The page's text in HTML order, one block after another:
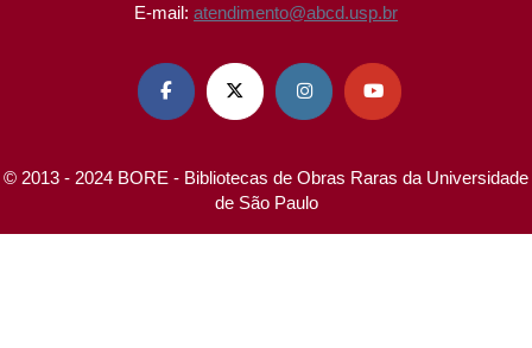
E-mail: atendimento@abcd.usp.br
   
© 2013 - 2024 BORE - Bibliotecas de Obras Raras da Universidade
de São Paulo